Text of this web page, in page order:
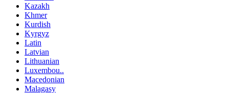
Kazakh
Khmer
Kurdish
Kyrgyz
Latin
Latvian
Lithuanian
Luxembou..
Macedonian
Malagasy